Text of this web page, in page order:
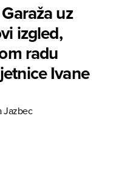
uz
izgled,
radu
Ivane
Jazbec